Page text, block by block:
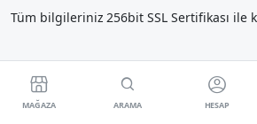
Tüm bilgileriniz 256bit SSL Sertifikası ile

MAĞAZA

ARAMA

HESAP